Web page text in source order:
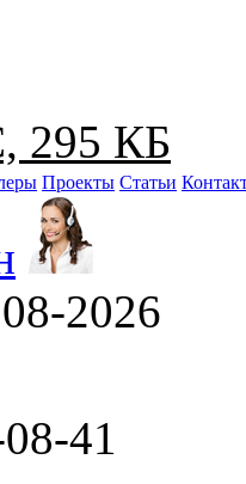
295 КБ
Проекты Статьи
2026
41